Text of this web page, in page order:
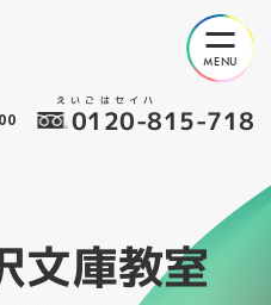
えいごはセイハ
0120-815-718
文庫教室